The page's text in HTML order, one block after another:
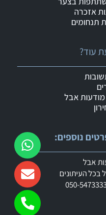
נוספים:
אבל
בכל העיתונים
עוד?
מודעות אבל
אזכרה
תנחומים